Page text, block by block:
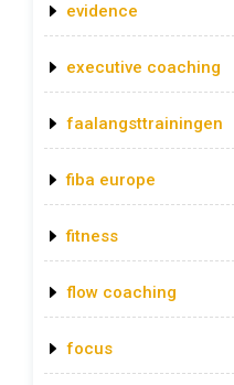
evidence
executive coaching
faalangsttrainingen
fiba europe
fitness
flow coaching
focus